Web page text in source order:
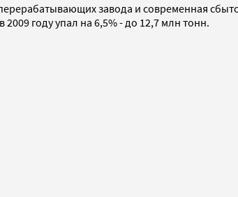
завода и современная
году упал на 6,5% - до 12,7 млн тонн.